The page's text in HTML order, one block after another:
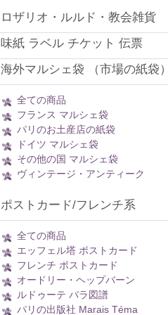
ロザリオ・ルルド・教会雑貨
味紙 ラベル チケット 伝票
海外マルシェ袋 （市場の紙袋）
全ての商品
フランス マルシェ袋
パリのお土産店の紙袋
ドイツ マルシェ袋
その他の国 マルシェ袋
ヴィンテージ・アンティーク
ポストカード/フレンチ系
全ての商品
エッフェル塔 ポストカード
フレンチ ポストカード
オードリー・ヘップバーン
ルドゥーテ バラ図譜
パリの出版社 Marais Téma